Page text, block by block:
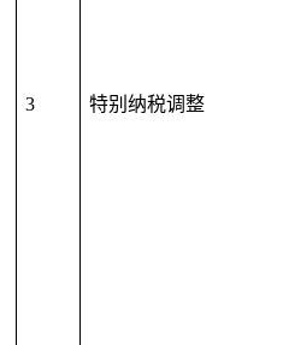
3 特别纳税调整